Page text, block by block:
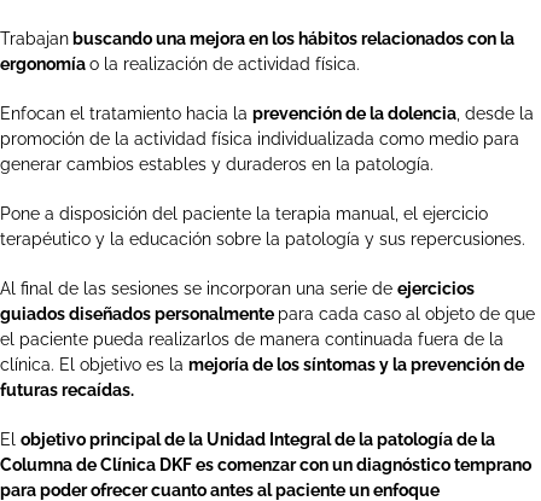
Trabajan buscando una mejora en los hábitos relacionados con la
ergonomíao la realización de actividad física.
Enfocan el tratamiento hacia la prevención de la dolencia , desde la
promoción de la actividad física individualizada como medio para
generar cambios estables y duraderos en la patología.
Pone a disposición del paciente la terapia manual, el ejercicio
terapéutico y la educación sobre la patología y sus repercusiones.
Al final de las sesiones se incorporan una serie de ejercicios
guiados diseñados personalmente para cada caso al objeto de que
el paciente pueda realizarlos de manera continuada fuera de la
clínica. El objetivo es la mejoría de los síntomas y la prevención de
futuras recaídas.
El objetivo principal de la Unidad Integral de la patología de la
Columna de Clínica DKF es comenzar con un diagnóstico temprano
para poder ofrecer cuanto antes al paciente un enfoque